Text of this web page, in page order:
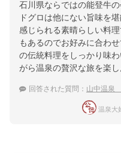
石川県ならではの能登牛
ドグロは他にない旨味を
感じられる素晴らしい料
もあるのでお好みに合わ
の伝統料理をしっかり味
がら温泉の贅沢な旅を楽し
回答された質問： 山中温泉 お風
温泉大